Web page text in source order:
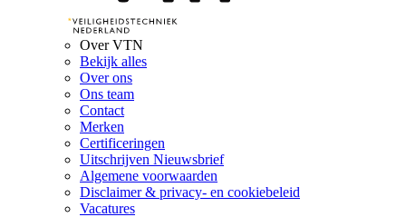
Over VTN
Bekijk alles
Over ons
Ons team
Contact
Merken
Certificeringen
Uitschrijven Nieuwsbrief
Algemene voorwaarden
Disclaimer & privacy- en cookiebeleid
Vacatures